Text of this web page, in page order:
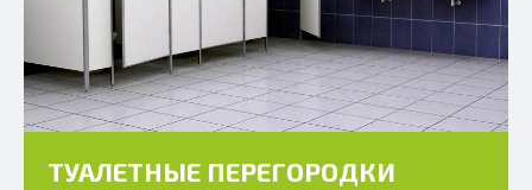
ТУАЛЕТНЫЕ ПЕРЕГОРОДКИ